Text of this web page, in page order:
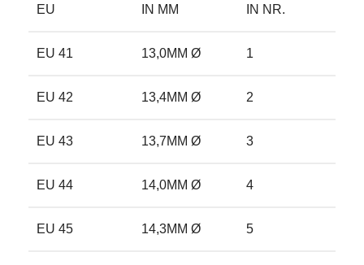
U
N MM
N NR.
EU 41 13,0MM Ø 1
EU 42 13,4MM Ø 2
EU 43 13,7MM Ø 3
EU 44 14,0MM Ø 4
EU 45 14,3MM Ø 5